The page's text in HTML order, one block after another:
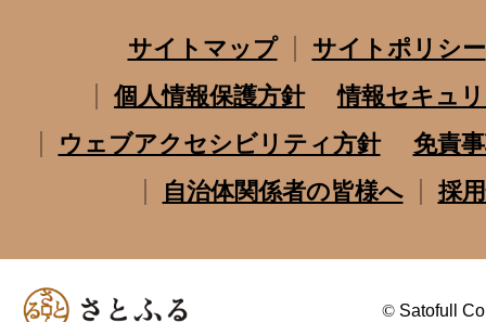
サイトマップ
サイトポリシー
個人情報保護方針
情報セキュ
ウェブアクセシビリティ方針
免責
自治体関係者の皆様へ
採
© Satofull